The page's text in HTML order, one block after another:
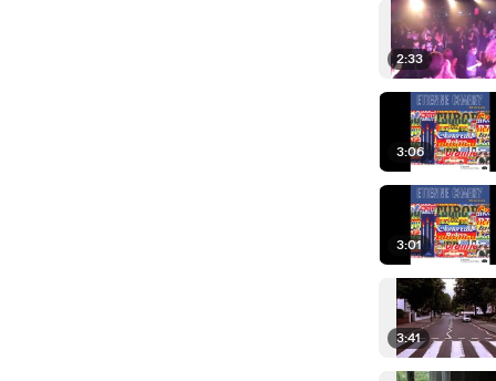
2:33
3:06
3:01
3:41